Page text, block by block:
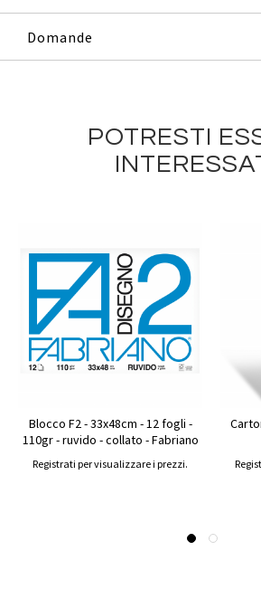
Domande
POTRESTI
Blocco F2 - 33x48cm - 12 fogli -
110gr - ruvido - collato - Fabriano
Registrati per visualizzare i prezzi.